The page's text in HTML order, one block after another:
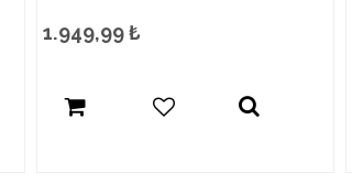
1.949,99₺